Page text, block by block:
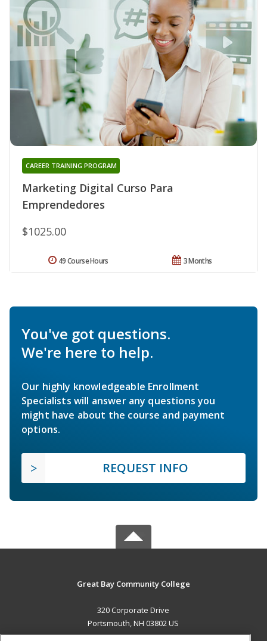
Marketing Digital Curso Para
Emprendedores
CAREER TRAINING PROGRAM
$1025.00
3 Months
49 Course Hours
You've got questions.
We're here to help.
Our highly knowledgeable Enrollment
Specialists will answer any questions you
might have about the course and payment
options.
REQUEST INFO
Great Bay Community College
320 Corporate Drive
Portsmouth, NH 03802 US